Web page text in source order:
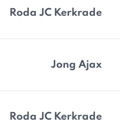
Roda JC Kerkrade
Jong Ajax
Roda JC Kerkrade